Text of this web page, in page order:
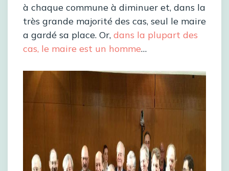
à chaque commune à diminuer et, dans la
très grande majorité des cas, seul le maire
a gardé sa place. Or, dans la plupart des
cas, le maire est un homme…